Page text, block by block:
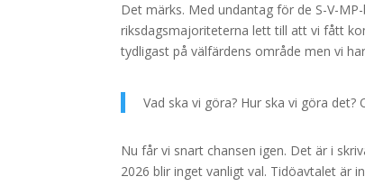
Det märks. Med undantag för de S-V-
riksdagsmajoriteterna lett till att vi fått
tydligast på välfärdens område men vi
Vad ska vi göra? Hur ska vi göra
Nu får vi snart chansen igen. Det är i
2026 blir inget vanligt val. Tidöavtalet är